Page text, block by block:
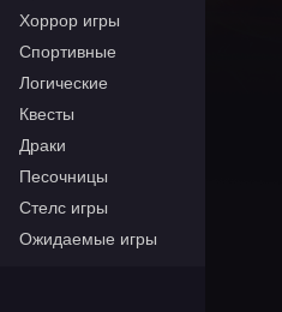
Хоррор игры
Спортивные
Логические
Квесты
Драки
Песочницы
Стелс игры
Ожидаемые игры